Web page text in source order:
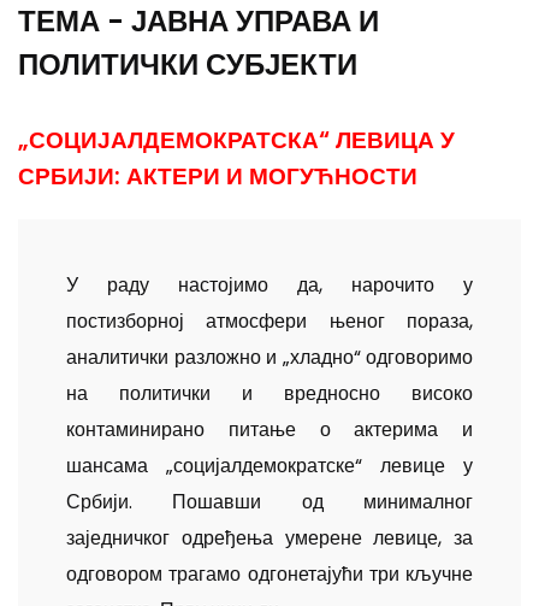
ТЕМА - ЈАВНА УПРАВА И
ПОЛИТИЧКИ СУБЈЕКТИ
„СОЦИЈАЛДЕМОКРАТСКА“ ЛЕВИЦА У
СРБИЈИ: АКТЕРИ И МОГУЋНОСТИ
У раду настојимо да, нарочито у
постизборној атмосфери њеног пораза,
аналитички разложно и „хладно“ одговоримо
на политички и вредносно високо
контаминирано питање о актерима и
шансама „социјалдемократске“ левице у
Србији. Пошавши од минималног
заједничког одређења умерене левице, за
одговором трагамо одгонетајући три кључне